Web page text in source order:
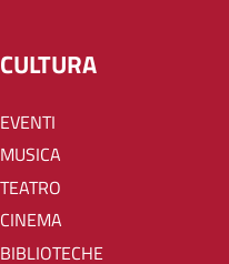
CULTURA
EVENTI
MUSICA
TEATRO
CINEMA
BIBLIOTECHE